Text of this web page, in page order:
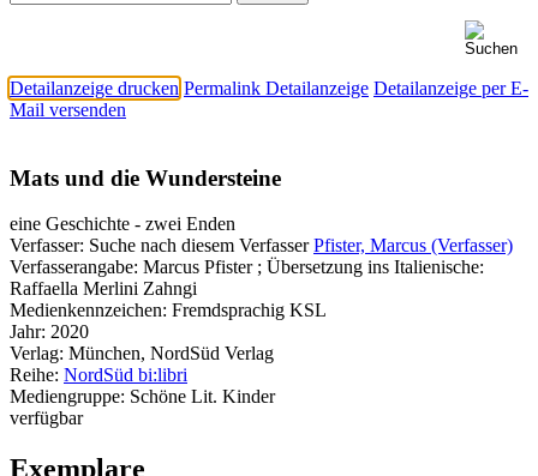
Detailanzeige drucken Permalink Detailanzeige Detailanzeige per E-
Mail versenden
Mats und die Wundersteine
eine Geschichte - zwei Enden
Verfasser: Suche nach diesem Verfasser Pfister, Marcus (Verfasser)
Verfasserangabe: Marcus Pfister ; Übersetzung ins Italienische:
Raffaella Merlini Zahngi
Medienkennzeichen: Fremdsprachig KSL
Jahr: 2020
Verlag: München, NordSüd Verlag
Reihe: NordSüd bi:libri
Mediengruppe: Schöne Lit. Kinder
verfügbar
Exemplare